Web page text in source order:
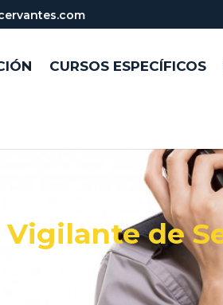
CURSOS ESPECÍFICOS
Vigilante de